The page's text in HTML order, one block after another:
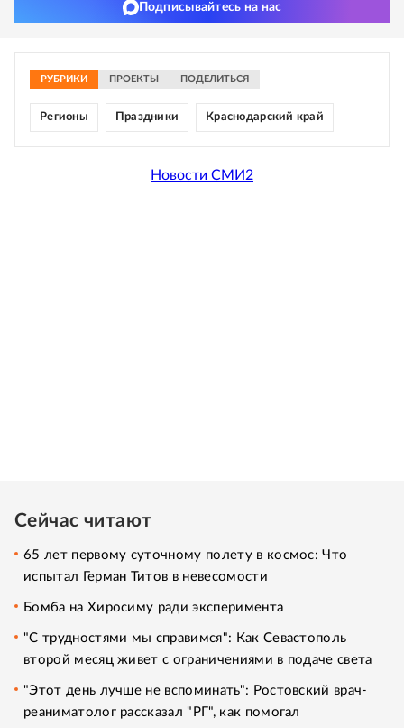
Подписывайтесь на нас
РУБРИКИ ПРОЕКТЫ ПОДЕЛИТЬСЯ
Регионы Праздники Краснодарский край
Новости СМИ2
Сейчас читают
65 лет первому суточному полету в космос: Что
испытал Герман Титов в невесомости
Бомба на Хиросиму ради эксперимента
"С трудностями мы справимся": Как Севастополь
второй месяц живет с ограничениями в подаче света
"Этот день лучше не вспоминать": Ростовский врач-
реаниматолог рассказал "РГ", как помогал